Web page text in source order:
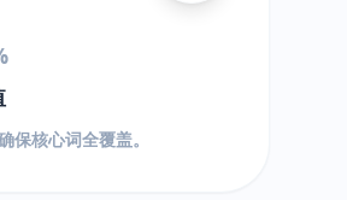
保核心词全覆盖。